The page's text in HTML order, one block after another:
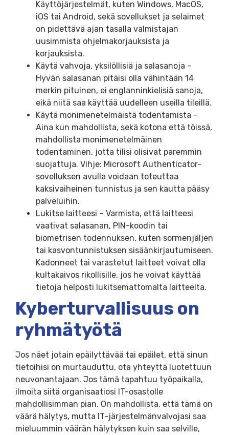
Käyttöjärjestelmät, kuten Windows, MacOS,
iOS tai Android, sekä sovellukset ja selaimet
on pidettävä ajan tasalla valmistajan
uusimmista ohjelmakorjauksista ja
korjauksista.
Käytä vahvoja, yksilöllisiä ja salasanoja –
Hyvän salasanan pitäisi olla vähintään 14
merkin pituinen, ei englanninkielisiä sanoja,
eikä niitä saa käyttää uudelleen useilla tileillä.
Käytä monimenetelmäistä todentamista –
Aina kun mahdollista, sekä kotona että töissä,
mahdollista monimenetelmäinen
todentaminen, jotta tilisi olisivat paremmin
suojattuja. Vihje: Microsoft Authenticator-
sovelluksen avulla voidaan toteuttaa
kaksivaiheinen tunnistus ja sen kautta pääsy
palveluihin.
Lukitse laitteesi – Varmista, että laitteesi
vaativat salasanan, PIN-koodin tai
biometrisen todennuksen, kuten sormenjäljen
tai kasvontunnistuksen sisäänkirjautumiseen.
Kadonneet tai varastetut laitteet voivat olla
kultakaivos rikollisille, jos he voivat käyttää
tietoja helposti lukitsemattomalta laitteelta.
Kyberturvallisuus on
ryhmätyötä
Jos näet jotain epäilyttävää tai epäilet, että sinun
tietoihisi on murtauduttu, ota yhteyttä luotettuun
neuvonantajaan. Jos tämä tapahtuu työpaikalla,
ilmoita siitä organisaatiosi IT-osastolle
mahdollisimman pian. On mahdollista, että tämä on
väärä hälytys, mutta IT-järjestelmänvalvojasi saa
mieluummin väärän hälytyksen kuin saa selville,